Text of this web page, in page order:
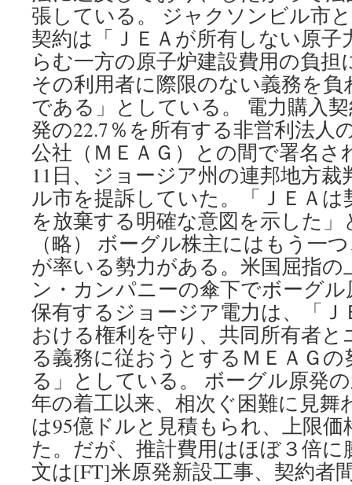
張している。 ジャクソンビル市
契約は「ＪＥＡが所有しない原子
らむ一方の原子炉建設費用の負
その利用者に際限のない義務を
である」としている。 電力購入
発の22.7％を所有する非営利法人
公社（ＭＥＡＧ）との間で署名さ
11日、ジョージア州の連邦地方
ル市を提訴していた。「ＪＥＡ
を放棄する明確な意図を示した
（略） ボーグル株主にはもう一
が率いる勢力がある。米国屈指の
ン・カンパニーの傘下でボーグル
保有するジョージア電力は、「
おける権利を守り、共同所有者
る義務に従おうとするＭＥＡＧ
る」としている。 ボーグル原発
年の着工以来、相次ぐ困難に見舞
は95億ドルと見積もられ、上限
た。だが、推計費用はほぼ３倍
文は[FT]米原発新設工事、契約者